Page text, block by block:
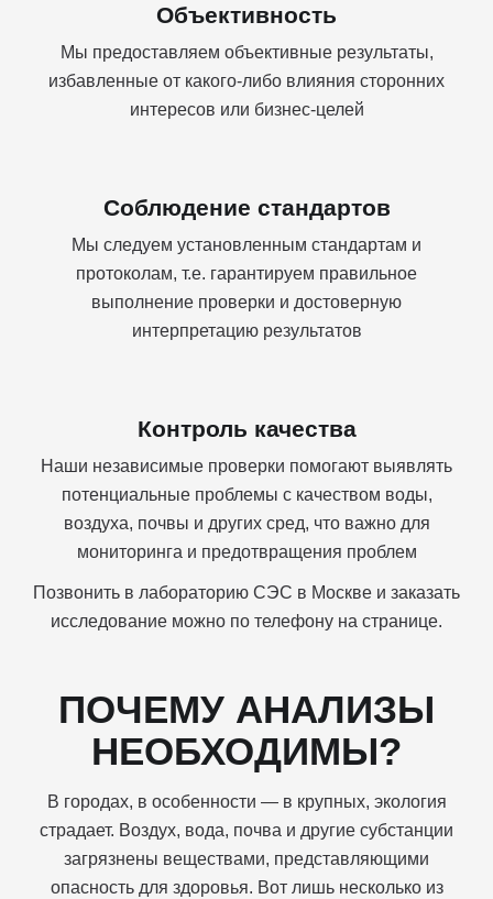
Объективность
Мы предоставляем объективные результаты,
избавленные от какого-либо влияния сторонних
интересов или бизнес-целей
Соблюдение стандартов
Мы следуем установленным стандартам и
протоколам, т.е. гарантируем правильное
выполнение проверки и достоверную
интерпретацию результатов
Контроль качества
Наши независимые проверки помогают выявлять
потенциальные проблемы с качеством воды,
воздуха, почвы и других сред, что важно для
мониторинга и предотвращения проблем
Позвонить в лабораторию СЭС в Москве и заказать
исследование можно по телефону на странице.
ПОЧЕМУ АНАЛИЗЫ
НЕОБХОДИМЫ?
В городах, в особенности — в крупных, экология
страдает. Воздух, вода, почва и другие субстанции
загрязнены веществами, представляющими
опасность для здоровья. Вот лишь несколько из